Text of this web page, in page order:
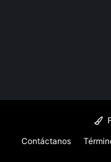
Contáctanos